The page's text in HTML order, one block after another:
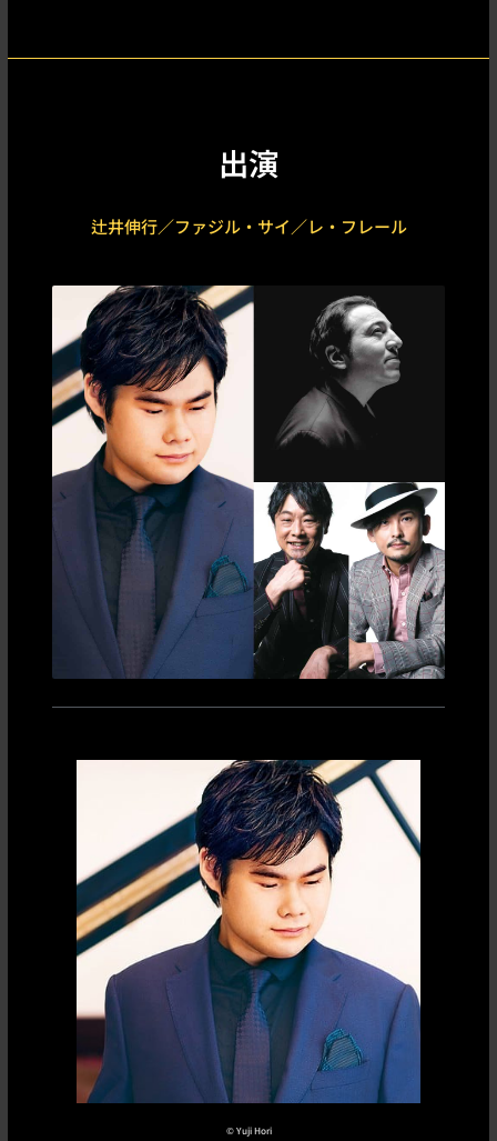
出演
辻井伸行／ファジル・サイ／レ・フレール
©︎Yuji Hori